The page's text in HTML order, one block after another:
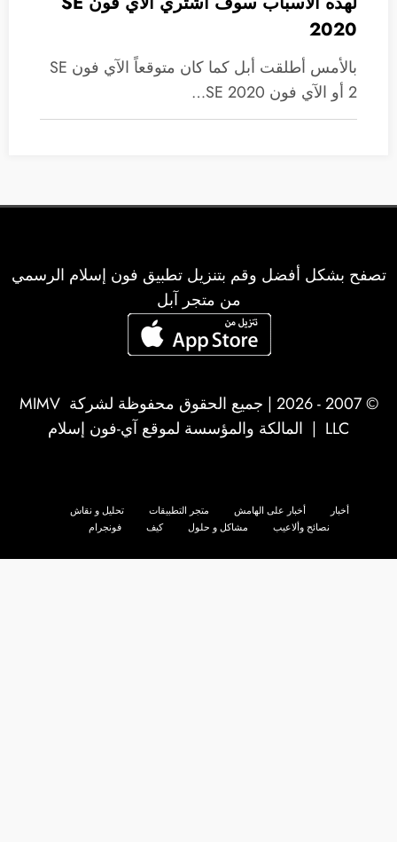
2020
بالأمس أطلقت أبل كما كان متوقعاً الآي فون SE
2 أو الآي فون SE 2020…
تصفح بشكل أفضل وقم بتنزيل تطبيق فون إسلام الرسمي
من متجر آبل
© 2007 - 2026 | جميع الحقوق محفوظة لشركة
MIMV
LLC | المالكة والمؤسسة لموقع آي-فون إسلام
أخبار أخبار على الهامش متجر التطبيقات
تحليل و نقاش
نصائح وألاعيب
مشاكل و حلول كيف فونجرام